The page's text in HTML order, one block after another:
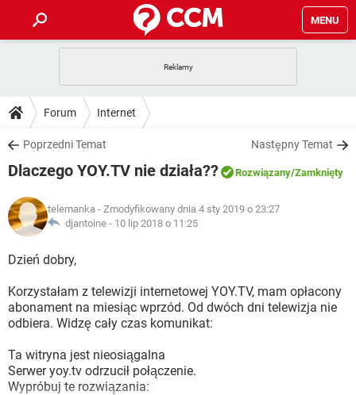
MENU
GRY
SPOTIFY
INSTAGRAM FACEBOOK
WINDOWS 10
PORADY
PlayStation
INSTAGRAM FACEBOOK
WINDOWS 10
DO POBRANIA
ANDROID TIKTOK
GRY
IOS NETFLIX
INSTAGRAM
COVID-19 TIKTOK
GRY
SPOTIFY
INSTAGRAM FACEBOOK
WINDOWS 10
ARTYKUŁY
COVID-19
SPOTIFY NETFLIX
WINDOWS 10
Forum Internet
Poprzedni Temat Następny Temat
Dlaczego YOY.TV nie działa?? Rozwiązany/Zamknięty
telemanka - Zmodyfikowany dnia 4 sty 2019 o 23:27
djantoine - 10 lip 2018 o 11:25
Dzień dobry,
Korzystałam z telewizji internetowej YOY.TV, mam opłacony
abonament na miesiąc wprzód. Od dwóch dni telewizja nie
odbiera. Widzę cały czas komunikat:
Ta witryna jest nieosiągalna
Serwer yoy.tv odrzucił połączenie.
Wypróbuj te rozwiązania: